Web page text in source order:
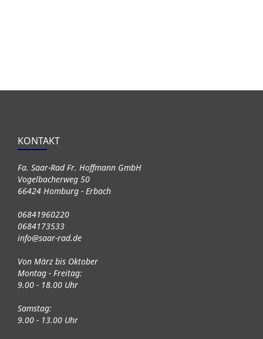
KONTAKT
Fa. Saar-Rad Fr. Hoffmann GmbH
Vogelbacherweg 50
66424 Homburg - Erbach
06841960220
0684173533
info@saar-rad.de
Von März bis Oktober
Montag - Freitag:
9.00 - 18.00 Uhr
Samstag:
9.00 - 13.00 Uhr